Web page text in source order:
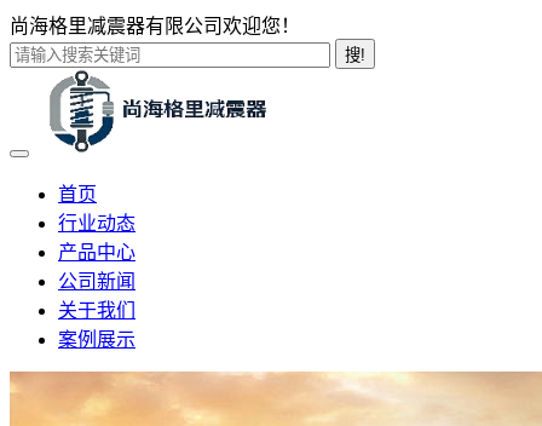
尚海格里减震器有限公司欢迎您！
搜!
首页
行业动态
产品中心
公司新闻
关于我们
案例展示